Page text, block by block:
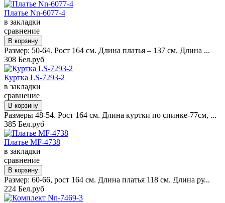
Платье Nn-6077-4
в закладки
сравнение
Размер: 50-64. Рост 164 см. Длина платья – 137 см. Длина ...
308 Бел.руб
Куртка LS-7293-2
в закладки
сравнение
Размеры 48-54. Рост 164 см. Длина куртки по спинке-77см, ...
385 Бел.руб
Платье MF-4738
в закладки
сравнение
Размер: 60-66, рост 164 см. Длина платья 118 см. Длина ру...
224 Бел.руб